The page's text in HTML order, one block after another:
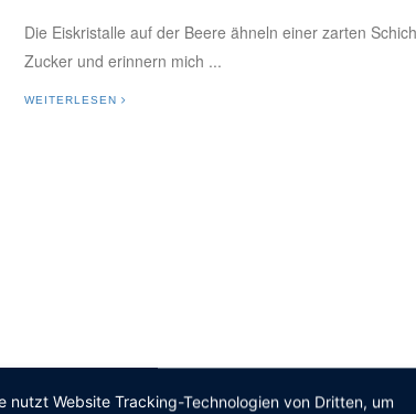
Die Eiskristalle auf der Beere ähneln einer zarten
Zucker und erinnern mich ...
WEITERLESEN
nutzt Website Tracking-Technologien von Dritten, um